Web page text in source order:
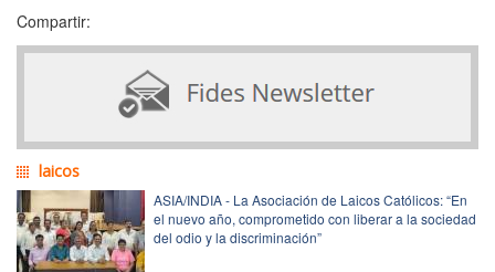
Compartir:
laicos
ASIA/INDIA - La Asociación de Laicos Católicos: “En
el nuevo año, comprometido con liberar a la sociedad
del odio y la discriminación”